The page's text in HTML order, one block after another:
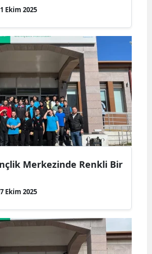
Ekim 2025
Merkezinde Renkli Bir
Ekim 2025